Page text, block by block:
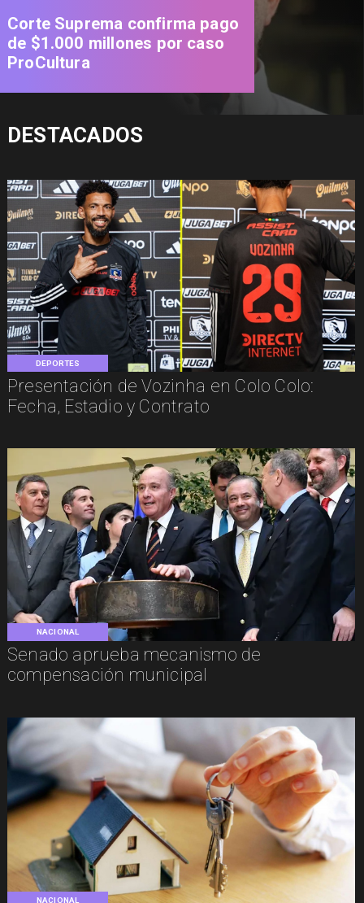
DEPORTES
Presentación de Vozinha en Colo Colo:
Fecha, Estadio y Contrato
NACIONAL
Senado aprueba mecanismo de
compensación municipal
NACIONAL
Corte Suprema confirma pago
de $1.000 millones por caso
ProCultura
DESTACADOS